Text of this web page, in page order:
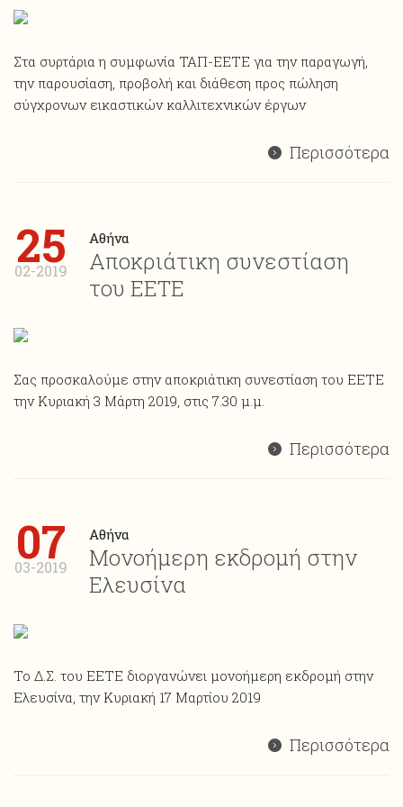
Στα συρτάρια η συμφωνία ΤΑΠ-ΕΕΤΕ για την παραγωγή,
την παρουσίαση, προβολή και διάθεση προς πώληση
σύγχρονων εικαστικών καλλιτεχνικών έργων
Περισσότερα
25
02-2019
Αθήνα
Αποκριάτικη συνεστίαση
του ΕΕΤΕ
Σας προσκαλούμε στην αποκριάτικη συνεστίαση του ΕΕΤΕ
την Κυριακή 3 Μάρτη 2019, στις 7.30 μ.μ.
Περισσότερα
07
03-2019
Αθήνα
Μονοήμερη εκδρομή στην
Ελευσίνα
Το Δ.Σ. του ΕΕΤΕ διοργανώνει μονοήμερη εκδρομή στην
Ελευσίνα, την Κυριακή 17 Μαρτίου 2019
Περισσότερα